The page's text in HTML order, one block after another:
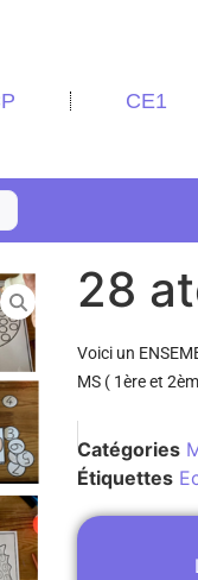
CE1
28
Voici un
MS ( 1ère et
Catégories
Étiquettes